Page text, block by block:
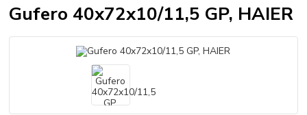
Gufero 40x72x10/11,5 GP, HAIER